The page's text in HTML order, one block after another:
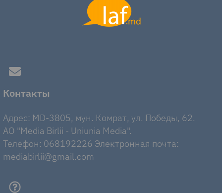
Контакты
Адрес: MD-3805, мун. Комрат, ул. Победы, 62.
AO "Media Birlii - Uniunia Media".
Телефон: 068192226 Электронная почта:
mediabirlii@gmail.com